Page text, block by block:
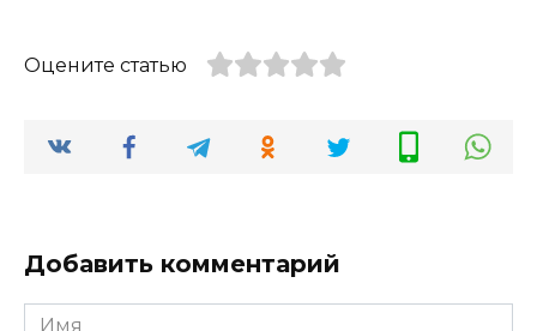
Оцените статью
Добавить комментарий
Имя